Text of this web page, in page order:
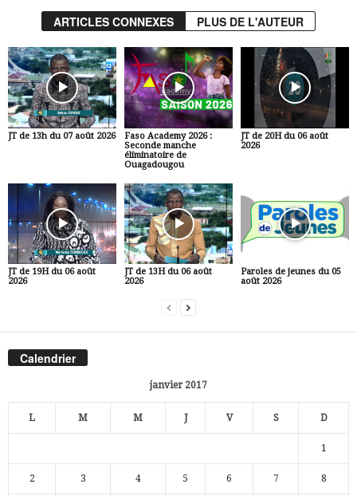
ARTICLES CONNEXES PLUS DE L'AUTEUR
JT de 13h du 07 août 2026
Faso Academy 2026 :
Seconde manche
éliminatoire de
Ouagadougou
JT de 20H du 06 août
2026
JT de 19H du 06 août
2026
JT de 13H du 06 août
2026
Paroles de jeunes du 05
août 2026
Calendrier
janvier 2017
L M M J V S D
1
2 3 4 5 6 7 8